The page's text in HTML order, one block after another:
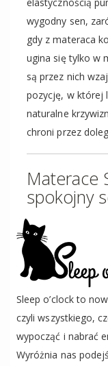
wygodny sen,
gdy z materaca
ugina się tylko w
są przez nich
pozycję, w której
naturalne
chroni przez
Materace
spokojny
Sleep o’clock to
czyli wszystkiego,
wypocząć i nabrać
Wyróżnia nas